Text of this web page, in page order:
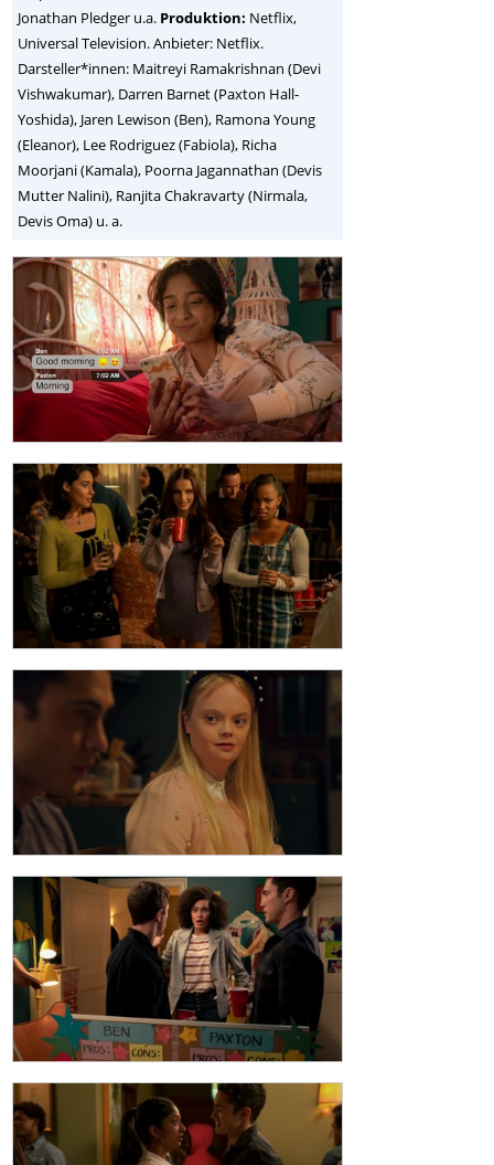
Jonathan Pledger u.a. Produktion: Netflix,
Universal Television. Anbieter: Netflix.
Darsteller*innen: Maitreyi Ramakrishnan (Devi
Vishwakumar), Darren Barnet (Paxton Hall-
Yoshida), Jaren Lewison (Ben), Ramona Young
(Eleanor), Lee Rodriguez (Fabiola), Richa
Moorjani (Kamala), Poorna Jagannathan (Devis
Mutter Nalini), Ranjita Chakravarty (Nirmala,
Devis Oma) u. a.